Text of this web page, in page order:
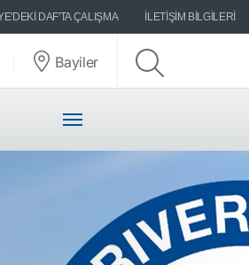
DAF'TA ÇALIŞMA İLETIŞIM BILGILERI
Bayiler